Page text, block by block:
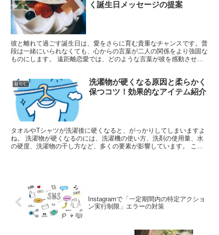
く誕生日メッセージの提案
彼と離れて過ごす誕生日は、愛をさらに育む貴重なチャンスです。普
段は一緒にいられなくても、心からの言葉が二人の関係をより強固な
ものにします。 遠距離恋愛では、どのような言葉が彼を感動させる
暮らし
洗濯物が硬くなる原因と柔らかく
保つコツ！効果的なアイテム紹介
タオルやTシャツが洗濯後に硬くなると、がっかりしてしまいますよ
ね。 洗濯物が硬くなるのには、洗濯機の使い方、洗剤の使用量、水
の硬度、洗濯物の干し方など、多くの要素が影響しています。 この
Instagramで「一定期間内の特定アクショ
ン実行制限」エラーの対策